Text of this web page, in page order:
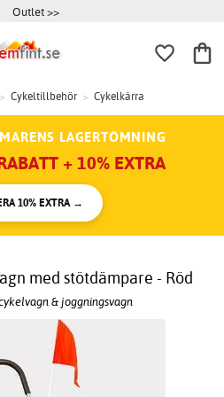
Outlet >>
> Cykeltillbehör > Cykelkärra
LAGERTÖMNING
+ 10% EXTRA
10% EXTRA →
med stötdämpare - Röd
& joggningsvagn